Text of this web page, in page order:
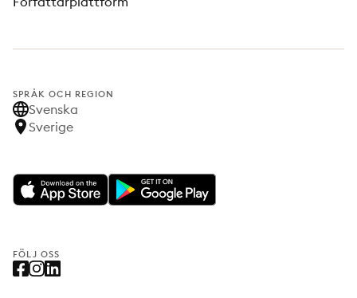
SPRÅK OCH REGION
Svenska
Sverige
FÖLJ OSS